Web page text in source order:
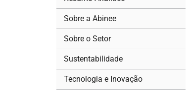
Sobre a Abinee
Sobre o Setor
Sustentabilidade
Tecnologia e Inovação